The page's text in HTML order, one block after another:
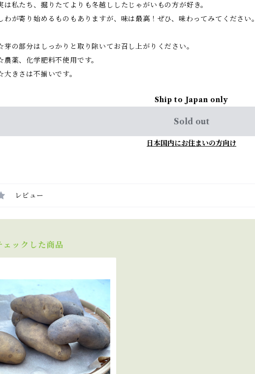
は私たち、掘りたてよりも冬越ししたじゃがいもの方が好き。
わが寄り始めるものもありますが、味は最高！ぜひ、味わってみてください。
の部分はしっかりと取り除いてお召し上がりください。
薬、化学肥料不使用です。
きさは不揃いです。
Ship to Japan only
Sold out
日本国内にお住まいの方向け
レビュー
ェックした商品